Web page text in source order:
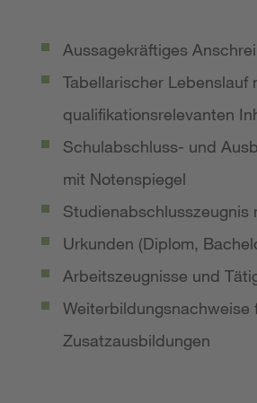
Aussagekräftiges
Tabellarischer Lebenslauf
qualifikationsrelevanten
Schulabschluss- und
mit Notenspiegel
Studienabschlusszeugnis
Urkunden (Diplom,
Arbeitszeugnisse und
Weiterbildungsnachweise
Zusatzausbildungen